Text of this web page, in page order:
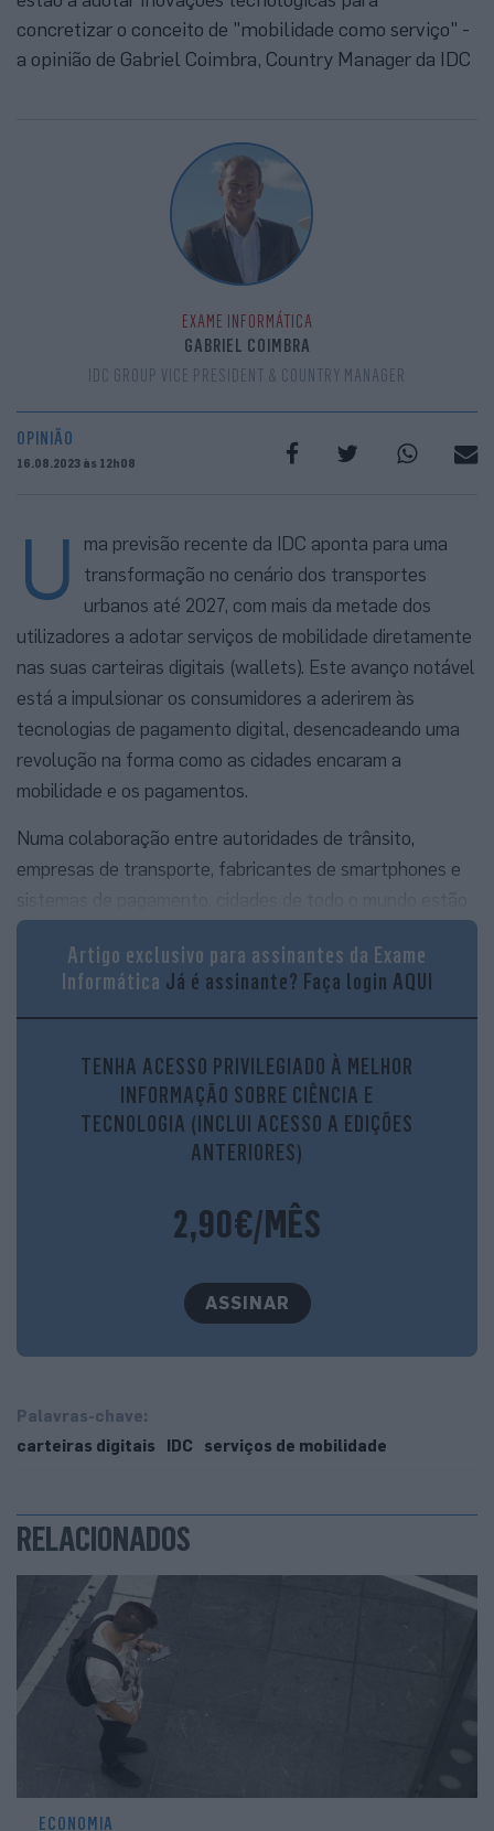
concretizar o conceito de "mobilidade como serviço" -
a opinião de Gabriel Coimbra, Country Manager da IDC
EXAME INFORMÁTICA
GABRIEL COIMBRA
IDC GROUP VICE PRESIDENT & COUNTRY MANAGER
OPINIÃO
16.08.2023 às 12h08
U
ma previsão recente da IDC aponta para uma
transformação no cenário dos transportes
urbanos até 2027, com mais da metade dos
utilizadores a adotar serviços de mobilidade diretamente
nas suas carteiras digitais (wallets). Este avanço notável
está a impulsionar os consumidores a aderirem às
tecnologias de pagamento digital, desencadeando uma
revolução na forma como as cidades encaram a
mobilidade e os pagamentos.
Numa colaboração entre autoridades de trânsito,
empresas de transporte, fabricantes de smartphones e
sistemas de pagamento, cidades de todo o mundo estão
a adotar inovações tecnológicas para concretizar o
conceito de “mobilidade como serviço”. Este modelo
inovador permite que passageiros se desloquem de
forma conveniente, acessível e sustentável para o seu
destino. A flexibilidade é a chave nesse processo, com a
integração de planeamento, reserva, pagamento e
navegação entre diversos meios de transporte.
Artigo exclusivo para assinantes da Exame
Informática Já é assinante? Faça login AQUI
TENHA ACESSO PRIVILEGIADO À MELHOR
INFORMAÇÃO SOBRE CIÊNCIA E
TECNOLOGIA (INCLUI ACESSO A EDIÇÕES
ANTERIORES)
2,90€/MÊS
ASSINAR
Palavras-chave:
carteiras digitais
IDC serviços de mobilidade
RELACIONADOS
ECONOMIA